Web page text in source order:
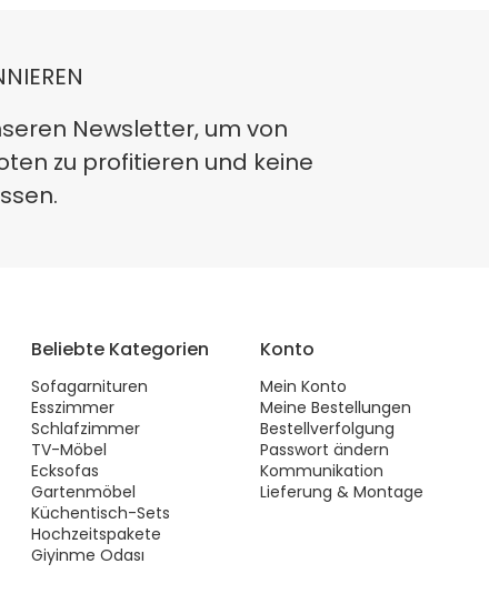
Newsletter, um von
zu profitieren und keine
Beliebte Kategorien
Sofagarnituren
Esszimmer
Schlafzimmer
TV-Möbel
Ecksofas
Gartenmöbel
Küchentisch-Sets
Hochzeitspakete
Giyinme Odası
Konto
Mein Konto
Meine Bestellungen
Bestellverfolgung
Passwort ändern
Kommunikation
Lieferung & Montage